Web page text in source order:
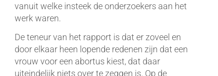
vanuit welke insteek de onderzoekers aan het
werk waren.
De teneur van het rapport is dat er zoveel en
door elkaar heen lopende redenen zijn dat een
vrouw voor een abortus kiest, dat daar
uiteindelijk niets over te zeggen is. Op de